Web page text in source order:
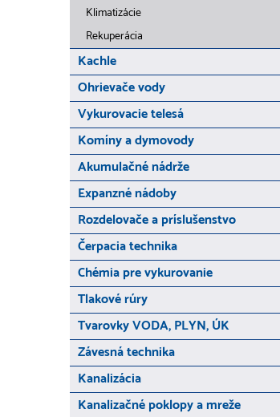
Klimatizácie
Rekuperácia
Kachle
Ohrievače vody
Vykurovacie telesá
Komíny a dymovody
Akumulačné nádrže
Expanzné nádoby
Rozdelovače a príslušenstvo
Čerpacia technika
Chémia pre vykurovanie
Tlakové rúry
Tvarovky VODA, PLYN, ÚK
Závesná technika
Kanalizácia
Kanalizačné poklopy a mreže